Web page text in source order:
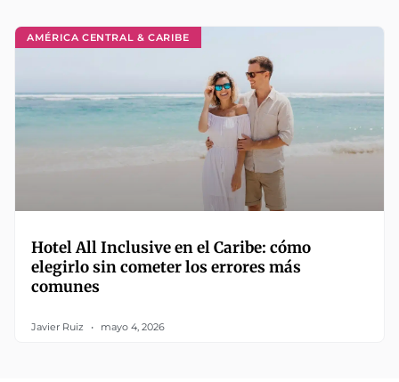
AMÉRICA CENTRAL & CARIBE
Hotel All Inclusive en el Caribe: cómo
elegirlo sin cometer los errores más
comunes
Javier Ruiz mayo 4, 2026